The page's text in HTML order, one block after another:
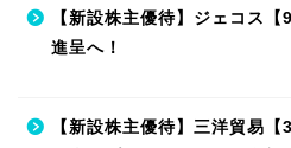
【新設株主優待】ジェコス
進呈へ！
【新設株主優待】三洋貿易